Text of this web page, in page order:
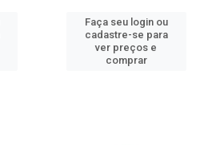
Faça seu login ou
cadastre-se para
ver preços e
comprar